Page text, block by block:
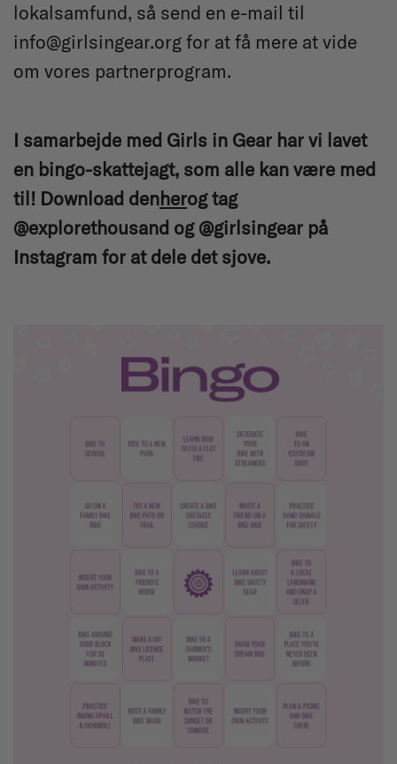
lokalsamfund, så send en e-mail til
info@girlsingear.org for at få mere at vide
om vores partnerprogram.
I samarbejde med Girls in Gear har vi lavet
en bingo-skattejagt, som alle kan være med
til! Download denherog tag
@explorethousand og @girlsingear på
Instagram for at dele det sjove.